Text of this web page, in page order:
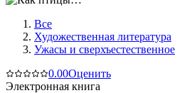
Все
Художественная литература
Ужасы и сверхъестественное
0.00Оценить
Электронная книга